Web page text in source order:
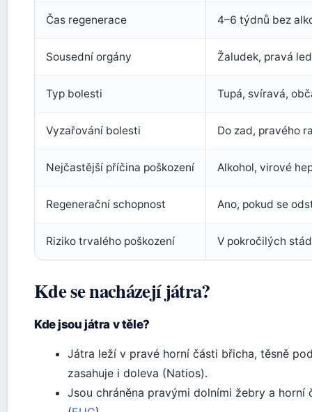
Čas regenerace 4–6 týdnů bez
Sousední orgány Žaludek, pravá
Typ bolesti Tupá, svíravá,
Vyzařování bolesti Do zad, pravého
Nejčastější příčina poškození Alkohol, virové
Regenerační schopnost Ano, pokud se
Riziko trvalého poškození V pokročilých
Kde se nacházejí játra?
Kde jsou játra v těle?
Játra leží v pravé horní části břicha, těsně
zasahuje i doleva (Natios).
Jsou chráněna pravými dolními žebry a horní